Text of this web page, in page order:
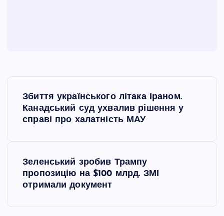
Збиття українського літака Іраном.
Канадський суд ухвалив рішення у
справі про халатність МАУ
Зеленський зробив Трампу
пропозицію на $100 млрд. ЗМІ
отримали документ